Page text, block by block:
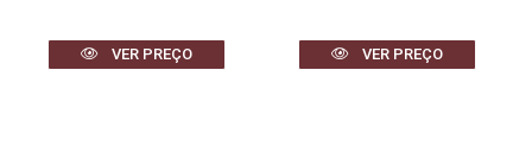
VER PREÇO VER PREÇO